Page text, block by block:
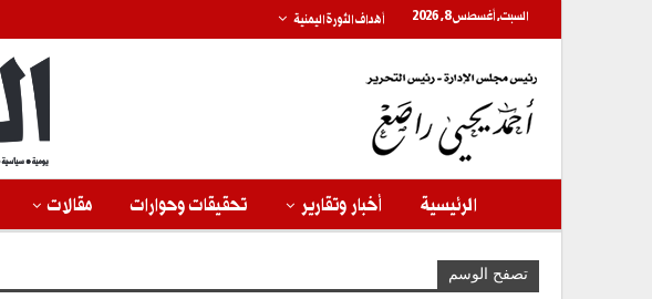
السبت, أغسطس 8, 2026 أهداف الثورة اليمنية
الرئيسية أخبار وتقارير تحقيقات وحوارات مقالات
تصفح الوسم